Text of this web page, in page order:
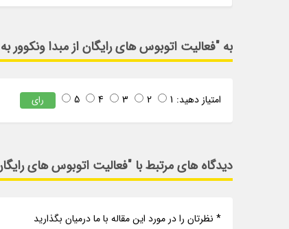
به "فعالیت اتوبوس های رایگان از مبدا ونکوور
امتیاز دهید: 1
2
3
4
5 رای
دیدگاه های مرتبط با "فعالیت اتوبوس های
* نظرتان را در مورد این مقاله با ما درمیان بگذارید